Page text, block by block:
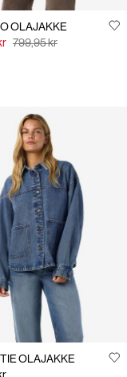
OLAJAKKE
799,95 kr
OLAJAKKE